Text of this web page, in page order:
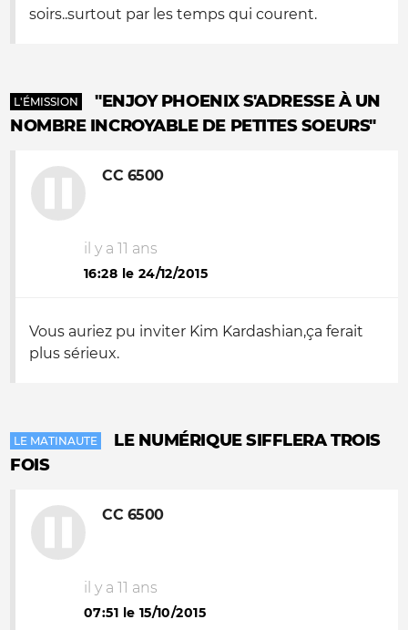
soirs..surtout par les temps qui courent.
L'ÉMISSION
"ENJOY PHOENIX S'ADRESSE À UN
NOMBRE INCROYABLE DE PETITES SOEURS"
CC 6500
il y a 11 ans
16:28 le 24/12/2015
Vous auriez pu inviter Kim Kardashian,ça ferait
plus sérieux.
LE MATINAUTE
LE NUMÉRIQUE SIFFLERA TROIS
FOIS
CC 6500
il y a 11 ans
07:51 le 15/10/2015